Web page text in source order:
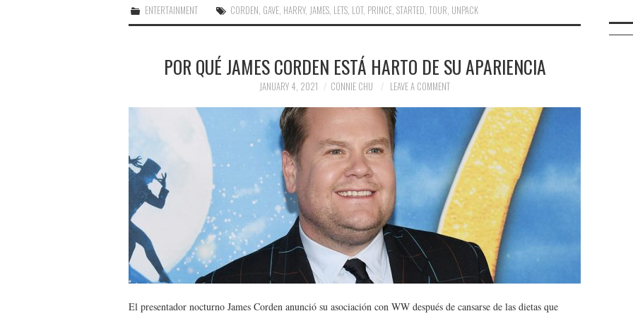
ENTERTAINMENT CORDEN, GAVE, HARRY, JAMES, LETS, LOT, PRINCE,STARTED,TOUR, UNPACK
POR QUÉ JAMES CORDEN ESTÁ HARTO DE SU APARIENCIA
JANUARY 4, 2021 CONNIE CHU LEAVE A COMMENT
El presentador nocturno James Corden anunció su asociación con WW después de cansarse de las dietas que